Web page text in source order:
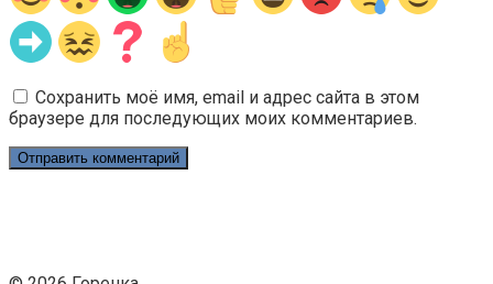
Сохранить моё имя, email и адрес сайта в этом
браузере для последующих моих комментариев.